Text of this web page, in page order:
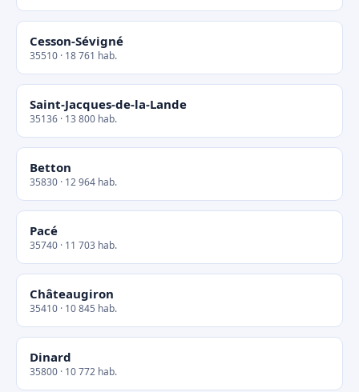
Cesson-Sévigné
35510 · 18 761 hab.
Saint-Jacques-de-la-Lande
35136 · 13 800 hab.
Betton
35830 · 12 964 hab.
Pacé
35740 · 11 703 hab.
Châteaugiron
35410 · 10 845 hab.
Dinard
35800 · 10 772 hab.